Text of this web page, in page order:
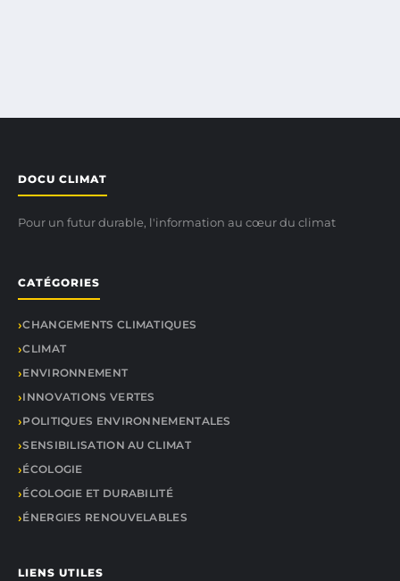
DOCU CLIMAT
Pour un futur durable, l'information au cœur du climat
CATÉGORIES
CHANGEMENTS CLIMATIQUES
CLIMAT
ENVIRONNEMENT
INNOVATIONS VERTES
POLITIQUES ENVIRONNEMENTALES
SENSIBILISATION AU CLIMAT
ÉCOLOGIE
ÉCOLOGIE ET DURABILITÉ
ÉNERGIES RENOUVELABLES
LIENS UTILES